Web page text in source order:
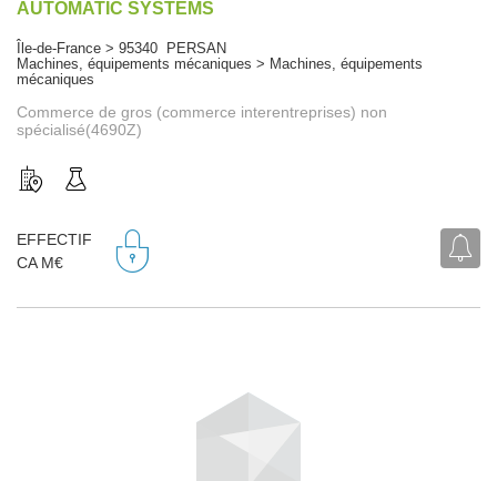
AUTOMATIC SYSTEMS
Île-de-France > 95340 PERSAN
Machines, équipements mécaniques > Machines, équipements
mécaniques
Commerce de gros (commerce interentreprises) non
spécialisé(4690Z)
EFFECTIF
CA M€